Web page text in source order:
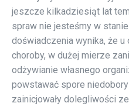
jeszcze kilkadziesiąt lat
spraw nie jesteśmy w
doświadczenia wynika, że u
choroby, w dużej mierze
odżywianie własnego
powstawać spore
zainicjowały dolegliwości